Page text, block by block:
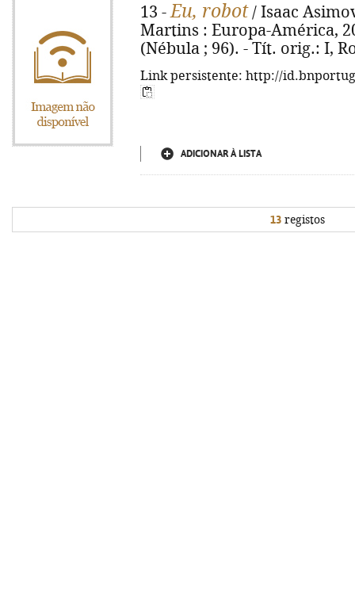
13 -Eu, robot/ Isaac
Martins : Europa-América,
(Nébula ; 96). - Tít. orig.: I,
Link persistente: http://
ADICIONAR À LISTA
13registos